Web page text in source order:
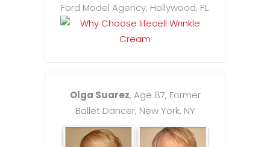
Ford Model Agency, Hollywood, FL.
Olga Suarez, Age 87, Former
Ballet Dancer, New York, NY